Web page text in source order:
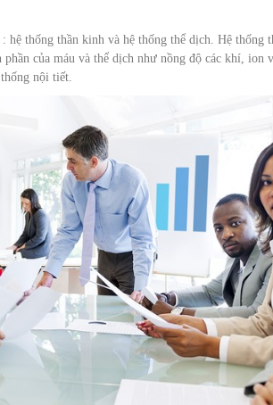
hệ thống thần kinh và hệ thống thể dịch. Hệ thống
của máu và thể dịch như nồng độ các khí, ion
nội tiết.